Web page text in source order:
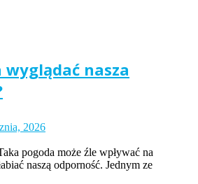
wyglądać nasza
2026
pogoda może źle wpływać na
naszą odporność. Jednym ze